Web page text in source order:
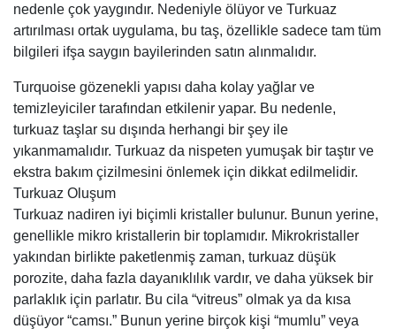
nedenle çok yaygındır. Nedeniyle ölüyor ve Turkuaz
artırılması ortak uygulama, bu taş, özellikle sadece tam tüm
bilgileri ifşa saygın bayilerinden satın alınmalıdır.
Turquoise gözenekli yapısı daha kolay yağlar ve
temizleyiciler tarafından etkilenir yapar. Bu nedenle,
turkuaz taşlar su dışında herhangi bir şey ile
yıkanmamalıdır. Turkuaz da nispeten yumuşak bir taştır ve
ekstra bakım çizilmesini önlemek için dikkat edilmelidir.
Turkuaz Oluşum
Turkuaz nadiren iyi biçimli kristaller bulunur. Bunun yerine,
genellikle mikro kristallerin bir toplamıdır. Mikrokristaller
yakından birlikte paketlenmiş zaman, turkuaz düşük
porozite, daha fazla dayanıklılık vardır, ve daha yüksek bir
parlaklık için parlatır. Bu cila “vitreus” olmak ya da kısa
düşüyor “camsı.” Bunun yerine birçok kişi “mumlu” veya